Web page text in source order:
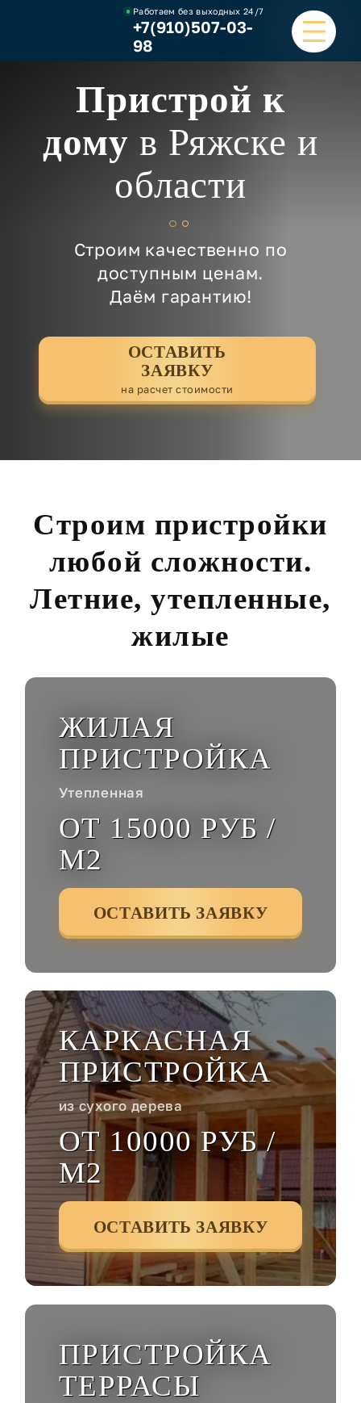
Работаем без выходных24/7
+7(910)507-03-
98
УСЛУГИ
НАШИ РАБОТЫ
О КОМПАНИИ
ОТЗЫВЫ И ВИДЕО
КОНТАКТЫ
Пристрой к
дому в Ряжске и
области
Строим качественно по
доступным ценам.
Даём гарантию!
ОСТАВИТЬ
ЗАЯВКУ
на расчет стоимости
Строим пристройки
любой сложности.
Летние, утепленные,
жилые
ЖИЛАЯ
ПРИСТРОЙКА
Утепленная
ОТ 15000 РУБ /
М2
ОСТАВИТЬ ЗАЯВКУ
КАРКАСНАЯ
ПРИСТРОЙКА
из сухого дерева
ОТ 10000 РУБ /
М2
ОСТАВИТЬ ЗАЯВКУ
ПРИСТРОЙКА
ТЕРРАСЫ